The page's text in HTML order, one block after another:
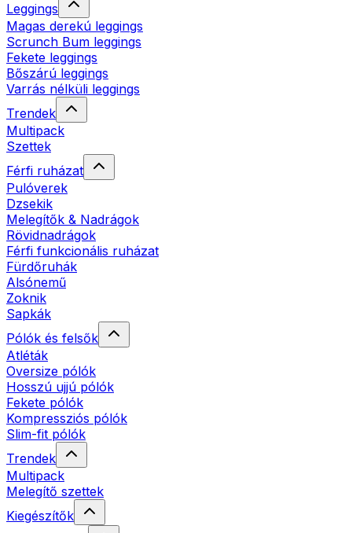
Leggings
Magas derekú leggings
Scrunch Bum leggings
Fekete leggings
Bőszárú leggings
Varrás nélküli leggings
Trendek
Multipack
Szettek
Férfi ruházat
Pulóverek
Dzsekik
Melegítők & Nadrágok
Rövidnadrágok
Férfi funkcionális ruházat
Fürdőruhák
Alsónemű
Zoknik
Sapkák
Pólók és felsők
Atléták
Oversize pólók
Hosszú ujjú pólók
Fekete pólók
Kompressziós pólók
Slim-fit pólók
Trendek
Multipack
Melegítő szettek
Kiegészítők